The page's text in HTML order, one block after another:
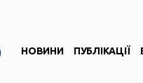
НОВИНИ ПУБЛІКАЦІЇ